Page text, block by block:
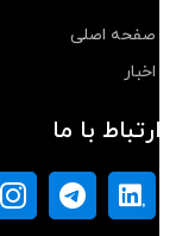
صفحه اصلی
اخبار
با ما